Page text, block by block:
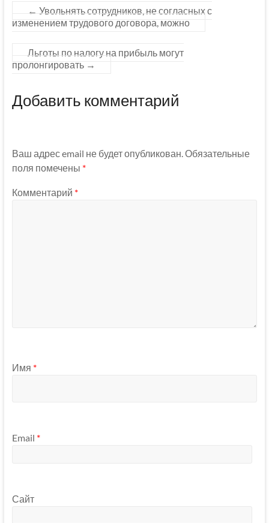
← Увольнять сотрудников, не согласных с
изменением трудового договора, можно
Льготы по налогу на прибыль могут
пролонгировать →
Добавить комментарий
Ваш адрес email не будет опубликован. Обязательные
поля помечены *
Комментарий *
Имя *
Email *
Сайт